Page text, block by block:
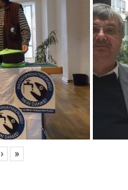
› »